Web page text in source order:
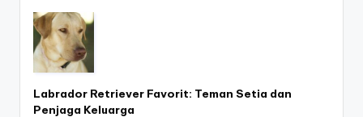
Labrador Retriever Favorit: Teman Setia dan
Penjaga Keluarga